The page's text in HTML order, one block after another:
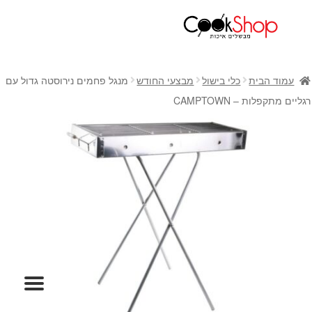
חנות
כלי בישול
כלי הגשה ואירוח
מוצרי חשמל למטבח
עמוד הבית כלי בישול מבצעי החודש
מנגל פחמים נירוסטה גדול עם
רגליים מתקפלות – CAMPTOWN